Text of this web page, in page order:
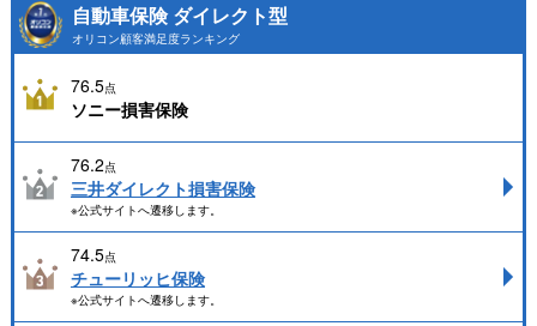
自動車保険 ダイレクト型
オリコン顧客満足度ランキング
76.5点
ソニー損害保険
76.2点
三井ダイレクト損害保険
※公式サイトへ遷移します。
74.5点
チューリッヒ保険
※公式サイトへ遷移します。